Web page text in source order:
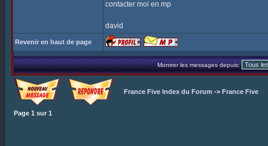
contacter moi en mp
david
Revenir en haut de page
Montrer les messages depuis:
France Five Index du Forum -> France Five
Page 1 sur 1